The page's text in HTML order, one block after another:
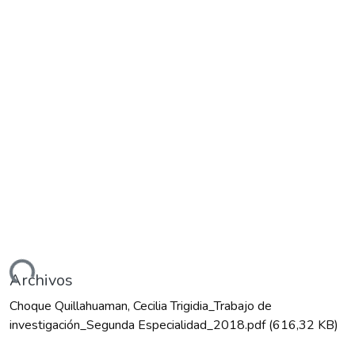
Archivos
Choque Quillahuaman, Cecilia Trigidia_Trabajo de
investigación_Segunda Especialidad_2018.pdf(616,32 KB)